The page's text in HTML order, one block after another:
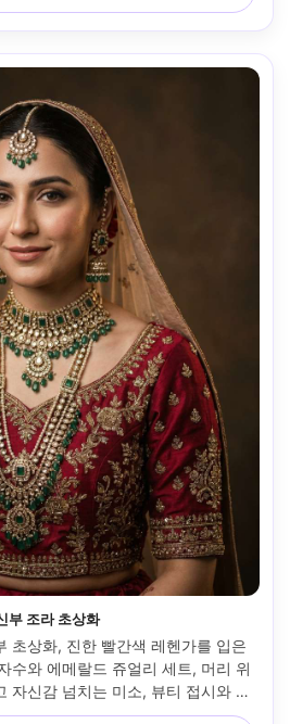
부 조라 초상화
초상화, 진한 빨간색 레헨가를 입은
수와 에메랄드 쥬얼리 세트, 머리 위
자신감 넘치는 미소, 뷰티 접시와 림
스트로브, Hasselblad 미디엄 포맷